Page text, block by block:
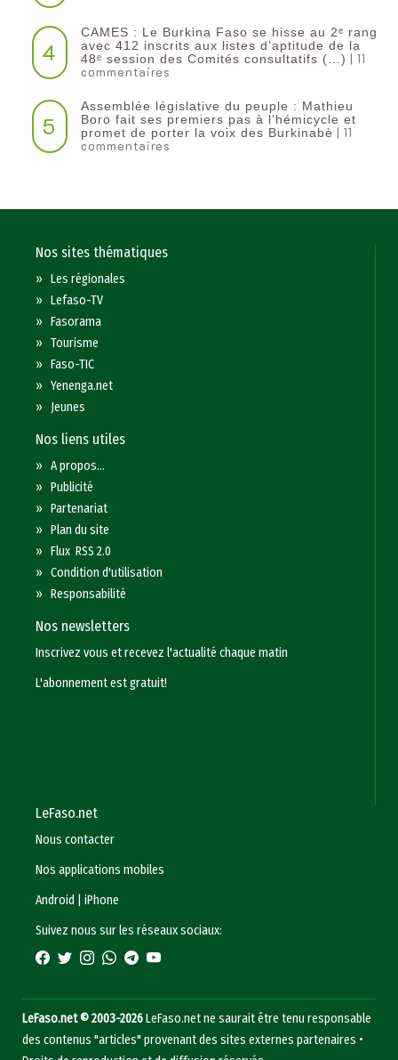
4
CAMES : Le Burkina Faso se hisse au 2ᵉ rang
avec 412 inscrits aux listes d’aptitude de la
48ᵉ session des Comités consultatifs (…) | 11
commentaires
5
Assemblée législative du peuple : Mathieu
Boro fait ses premiers pas à l’hémicycle et
promet de porter la voix des Burkinabè | 11
commentaires
Nos sites thématiques
»Les régionales
»Lefaso-TV
»Fasorama
»Tourisme
»Faso-TIC
»Yenenga.net
» Jeunes
Nos liens utiles
»A propos...
»Publicité
»Partenariat
»Plan du site
»Flux RSS 2.0
»Condition d'utilisation
»Responsabilité
Nos newsletters
Inscrivez vous et recevez l'actualité chaque matin
L'abonnement est gratuit!
LeFaso.net
Nous contacter
Nos applications mobiles
Android
|iPhone
Suivez nous sur les réseaux sociaux:
LeFaso.net © 2003-2026LeFaso.net ne saurait être tenu responsable
des contenus "articles" provenant des sites externes partenaires •